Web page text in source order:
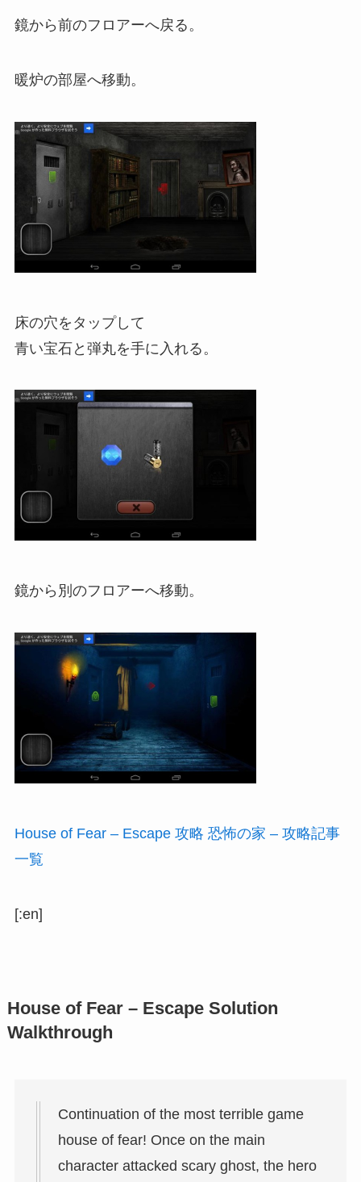
鏡から前のフロアーへ戻る。
暖炉の部屋へ移動。
床の穴をタップして
青い宝石と弾丸を手に入れる。
鏡から別のフロアーへ移動。
House of Fear – Escape 攻略 恐怖の家 – 攻略記事
一覧
[:en]
House of Fear – Escape Solution
Walkthrough
Continuation of the most terrible game
house of fear! Once on the main
character attacked scary ghost, the hero